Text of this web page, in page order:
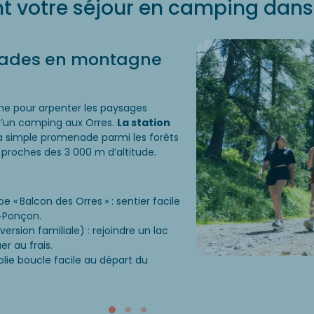
votre séjour en camping dans
en montagne
pour arpenter les paysages
camping aux Orres. La station
simple promenade parmi les forêts
des 3 000 m d’altitude.
« Balcon des Orres » : sentier facile
familiale) : rejoindre un lac
au frais.
boucle facile au départ du